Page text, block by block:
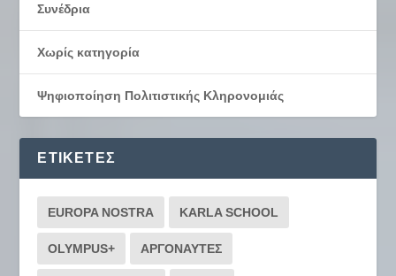
Συνέδρια
Χωρίς κατηγορία
Ψηφιοποίηση Πολιτιστικής Κληρονομιάς
ΕΤΙΚΈΤΕΣ
EUROPA NOSTRA KARLA SCHOOL
OLYMPUS+ ΑΡΓΟΝΑΥΤΕΣ